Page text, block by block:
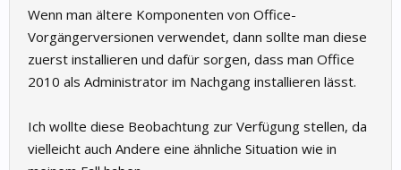
Wenn man ältere Komponenten von Office-
Vorgängerversionen verwendet, dann sollte man diese
zuerst installieren und dafür sorgen, dass man Office
2010 als Administrator im Nachgang installieren lässt.
Ich wollte diese Beobachtung zur Verfügung stellen, da
vielleicht auch Andere eine ähnliche Situation wie in